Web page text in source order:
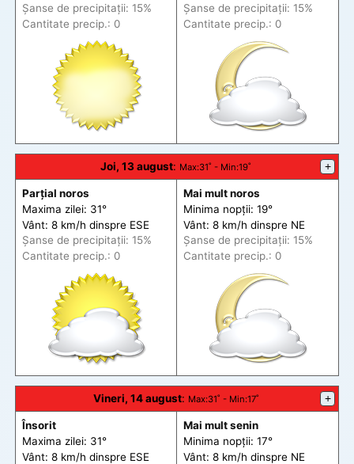
Șanse de precipitații: 15%
Cantitate precip.: 0
Șanse de precipitații: 15%
Cantitate precip.: 0
Joi, 13 august: Max:31˚ - Min:19˚ +
Parțial noros
Maxima zilei: 31°
Vânt: 8 km/h dinspre ESE
Șanse de precipitații: 15%
Cantitate precip.: 0
Mai mult noros
Minima nopții: 19°
Vânt: 8 km/h dinspre NE
Șanse de precipitații: 15%
Cantitate precip.: 0
Vineri, 14 august: Max:31˚ - Min:17˚ +
Însorit
Maxima zilei: 31°
Vânt: 8 km/h dinspre ESE
Mai mult senin
Minima nopții: 17°
Vânt: 8 km/h dinspre NE